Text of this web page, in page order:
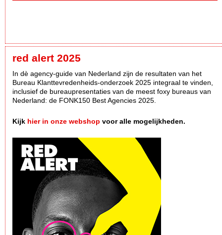
red alert 2025
In dè agency-guide van Nederland zijn de resultaten van het
Bureau Klanttevredenheids-onderzoek 2025 integraal te vinden,
inclusief de bureaupresentaties van de meest foxy bureaus van
Nederland: de FONK150 Best Agencies 2025.
Kijk hier in onze webshop voor alle mogelijkheden.